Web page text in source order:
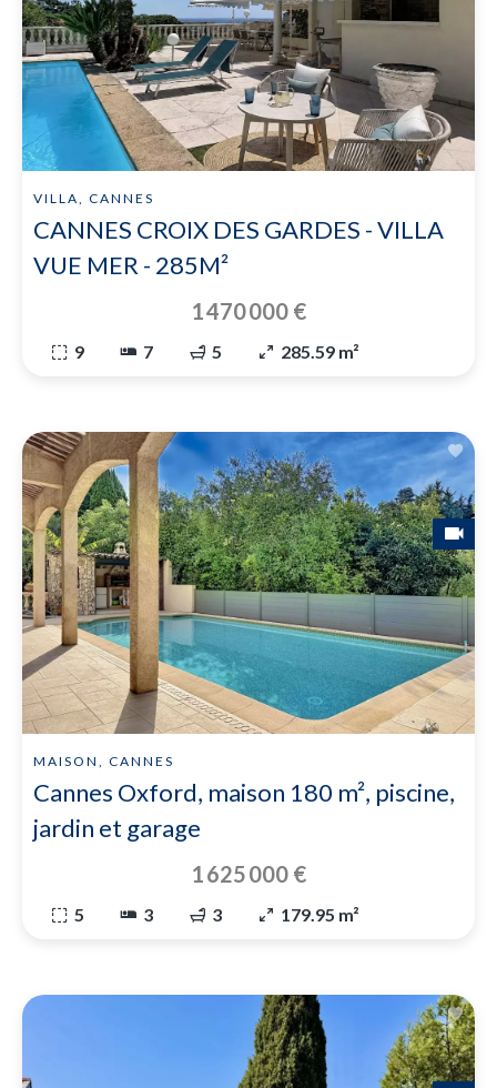
VILLA, CANNES
CANNES CROIX DES GARDES - VILLA
VUE MER - 285M²
1 470 000 €
9 7 5 285.59 m²
MAISON, CANNES
Cannes Oxford, maison 180 m², piscine,
jardin et garage
1 625 000 €
5 3 3 179.95 m²